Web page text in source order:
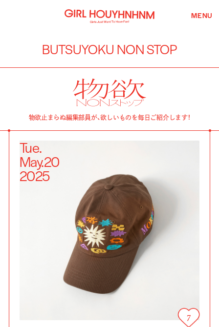
MENU
BUTSUYOKU NON STOP
物欲止まらぬ編集部員が、欲しいものを毎日ご紹介します！
Tue.
May.20
2025
7